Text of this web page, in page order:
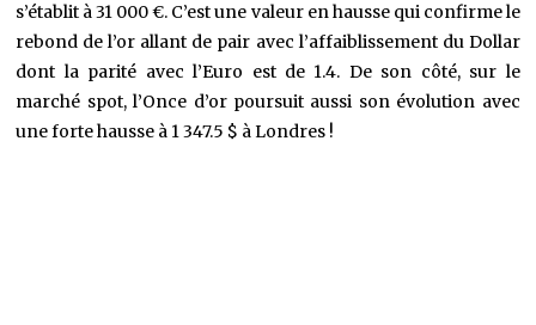
s’établit à 31 000 €. C’est une valeur en hausse qui confirme le
rebond de l’or allant de pair avec l’affaiblissement du Dollar
dont la parité avec l’Euro est de 1.4. De son côté, sur le
marché spot, l’Once d’or poursuit aussi son évolution avec
une forte hausse à 1 347.5 $ à Londres !